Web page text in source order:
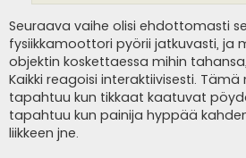
Seuraava vaihe olisi ehdottomasti
fysiikkamoottori pyörii jatkuvasti, ja
objektin koskettaessa mihin
Kaikki reagoisi interaktiivisesti.
tapahtuu kun tikkaat kaatuvat
tapahtuu kun painija hyppää
liikkeen jne.